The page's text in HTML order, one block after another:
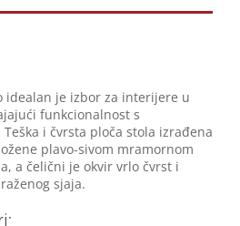
idealan je izbor za interijere u
funkcionalnost s
i čvrsta ploča stola izrađena
plavo-sivom mramornom
a čelični je okvir vrlo čvrst i
sjaja.